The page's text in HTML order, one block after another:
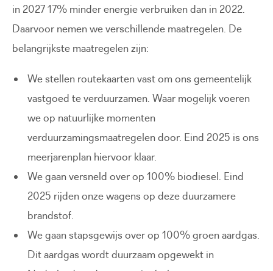
in 2027 17% minder energie verbruiken dan in 2022.
Daarvoor nemen we verschillende maatregelen. De
belangrijkste maatregelen zijn:
We stellen routekaarten vast om ons gemeentelijk
vastgoed te verduurzamen. Waar mogelijk voeren
we op natuurlijke momenten
verduurzamingsmaatregelen door. Eind 2025 is ons
meerjarenplan hiervoor klaar.
We gaan versneld over op 100% biodiesel. Eind
2025 rijden onze wagens op deze duurzamere
brandstof.
We gaan stapsgewijs over op 100% groen aardgas.
Dit aardgas wordt duurzaam opgewekt in